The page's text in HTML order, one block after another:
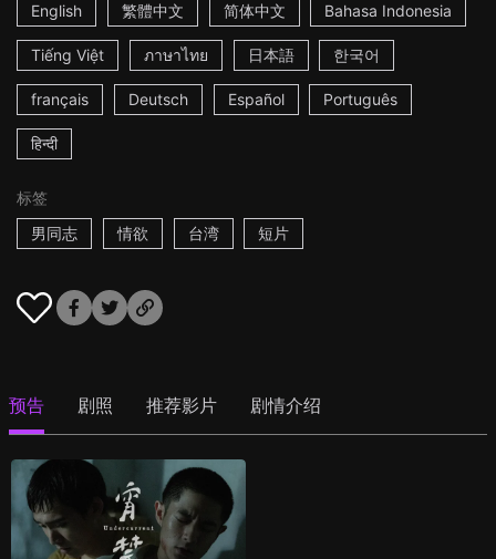
English
繁體中文 简体中文 Bahasa Indonesia
Tiếng Việt ภาษาไทย 日本語 한국어
français Deutsch Español Português
हिन्दी
标签
男同志
情欲 台湾 短片
预告 剧照 推荐影片 剧情介绍